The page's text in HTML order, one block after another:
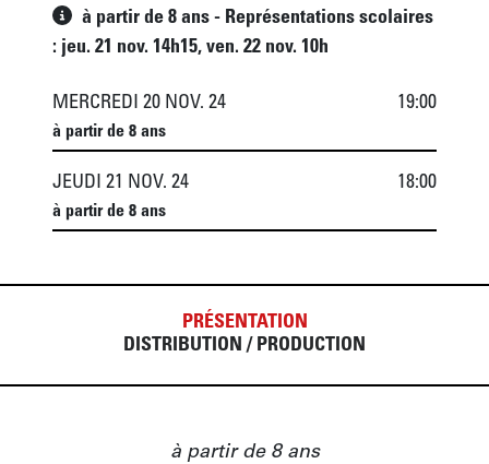
à partir de 8 ans - Représentations scolaires
: jeu. 21 nov. 14h15, ven. 22 nov. 10h
MERCREDI 20 NOV. 24 19:00
à partir de 8 ans
JEUDI 21 NOV. 24 18:00
à partir de 8 ans
PRÉSENTATION
DISTRIBUTION / PRODUCTION
à partir de 8 ans